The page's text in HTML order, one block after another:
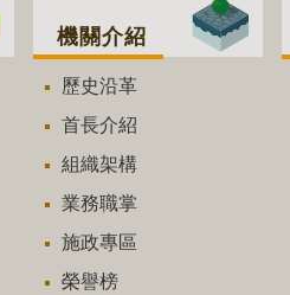
機關介紹
歷史沿革
首長介紹
組織架構
業務職掌
施政專區
榮譽榜